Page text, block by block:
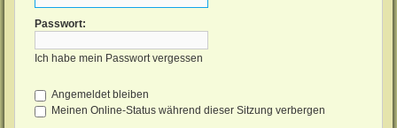
Passwort:
Ich habe mein Passwort vergessen
Angemeldet bleiben
Meinen Online-Status während dieser Sitzung verbergen